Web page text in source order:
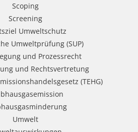
Scoping
Screening
Umweltschutz
Umweltprüfung (SUP)
und Prozessrecht​
und Rechtsvertretung
(TEHG)
Umwelt